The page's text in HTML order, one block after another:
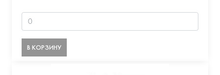
В КОРЗИНУ